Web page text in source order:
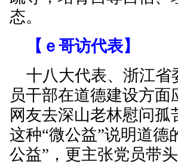
态。
【ｅ哥访代表】
十八大代表、浙江省
员干部在道德建设方
网友去深山老林慰问
这种“微公益”说明道德
公益”，更主张党员带